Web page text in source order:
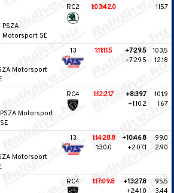
PSZA
Motorsport SE
RC2 1:03:42.0 115.7
Motorsport
13 1:11:11.5
+7:29.5
+7:29.5
103.5
12.18
PSZA Motorsport
SE
RC4 1:12:21.7
+8:39.7
+1:10.2
101.9
1.67
Motorsport
13
1:14:28.8
1:30.0
+10:46.8
+2:07.1
99.0
2.90
RC4 1:17:09.8
+13:27.8
+2:41.0
95.5
3.44